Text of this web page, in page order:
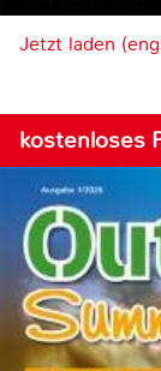
Jetzt laden
kostenloses